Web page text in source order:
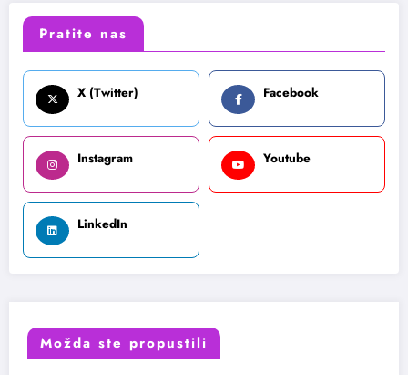
Pratite nas
X (Twitter) Facebook
Instagram Youtube
LinkedIn
Možda ste propustili